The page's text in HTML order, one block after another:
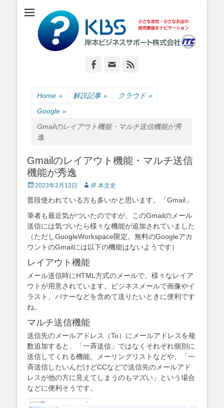
岸本ビジネスサポ
ート株式会社
小さな会社・小さなお店のIT経営をナビゲーション
Facebook
Email
Home » 解説記事 » クラウド »
Google »
Gmailのレイアウト機能・マルチ送信機能が秀
逸
Gmailのレイアウト機能・マルチ送信
機能が秀逸
Posted
2023年2月13日 Author
岸 本圭史
普段使われている方も多いかと思います。「Gmail」
筆者も最近気がついたのですが、このGmailのメール
送信には気づいたら様々な機能が追加されていました
（ただしGoogleWorkspace限定。無料のGoogleアカ
ウントのGmailには以下の機能はないようです）
レイアウト機能
メール送信時にHTML方式のメールで、様々なレイア
ウトが用意されています。ビジネスメールで画像やイ
ラスト、バナーなどを含めて送りたいときに便利です
ね。
マルチ送信機能
送信先のメールアドレス（To）にメールアドレスを複
数追加すると、「一斉送信」ではなくそれぞれ個別に
送信してくれる機能。メーリングリストなどや、「一
斉送信したいんだけどCCなどで送信先のメールアド
レスが他の方に見えてしまうのもマズい」という場合
などに便利そうです。